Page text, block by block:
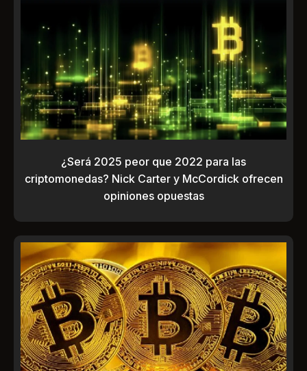
¿Será 2025 peor que 2022 para las
criptomonedas? Nick Carter y McCordick ofrecen
opiniones opuestas